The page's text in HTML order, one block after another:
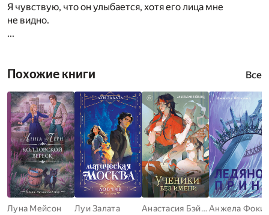
Я чувствую, что он улыбается, хотя его лица мне
не видно.
...
Похожие книги Все
Луна Мейсон
Луи Залата
Анастасия Бэйланд Анжела